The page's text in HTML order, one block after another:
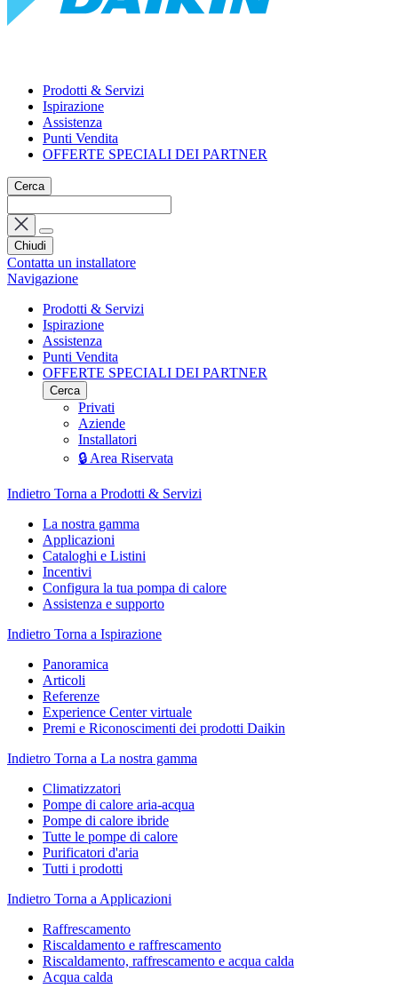
Prodotti & Servizi
Ispirazione
Assistenza
Punti Vendita
OFFERTE SPECIALI DEI PARTNER
Cerca
Chiudi
Contatta un installatore
Navigazione
Prodotti & Servizi
Ispirazione
Assistenza
Punti Vendita
OFFERTE SPECIALI DEI PARTNER
Cerca
Privati
Aziende
Installatori
🔒 Area Riservata
Indietro Torna a Prodotti & Servizi
La nostra gamma
Applicazioni
Cataloghi e Listini
Incentivi
Configura la tua pompa di calore
Assistenza e supporto
Indietro Torna a Ispirazione
Panoramica
Articoli
Referenze
Experience Center virtuale
Premi e Riconoscimenti dei prodotti Daikin
Indietro Torna a La nostra gamma
Climatizzatori
Pompe di calore aria-acqua
Pompe di calore ibride
Tutte le pompe di calore
Purificatori d'aria
Tutti i prodotti
Indietro Torna a Applicazioni
Raffrescamento
Riscaldamento e raffrescamento
Riscaldamento, raffrescamento e acqua calda
Acqua calda